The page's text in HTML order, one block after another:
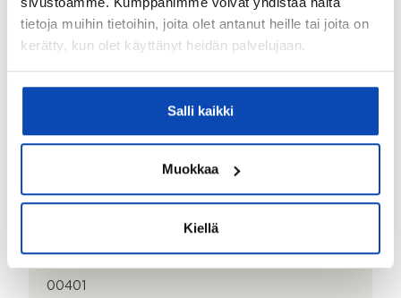
tietoja muihin tietoihin, joita olet antanut heille tai joita on
kerätty, kun olet käyttänyt heidän palvelujaan.
Salli kaikki
Muokkaa
Kiellä
Isännöitsijän nimi:
Sähköposti:
asiakaspalvelu@ehtaisannointi.fi
Puhelinnumero:
Katuosoite:
00401